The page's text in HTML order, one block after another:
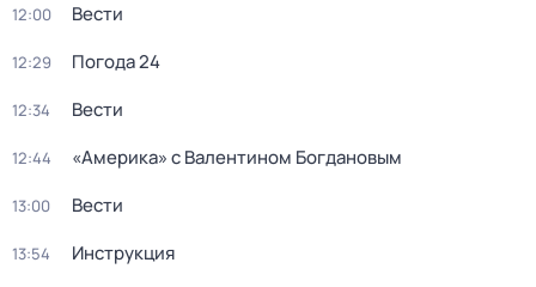
12:00 Вести
12:29 Погода 24
12:34 Вести
12:44 «Америка» с Валентином Богдановым
13:00 Вести
13:54 Инструкция